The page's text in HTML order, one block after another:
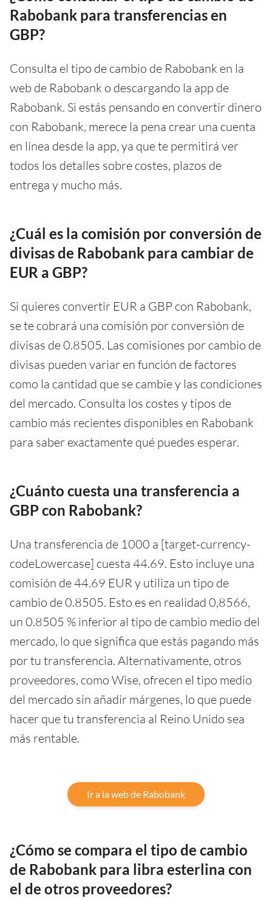
Rabobank para transferencias en
GBP?
Consulta el tipo de cambio de Rabobank en la
web de Rabobank o descargando la app de
Rabobank. Si estás pensando en convertir dinero
con Rabobank, merece la pena crear una cuenta
en línea desde la app, ya que te permitirá ver
todos los detalles sobre costes, plazos de
entrega y mucho más.
¿Cuál es la comisión por conversión de
divisas de Rabobank para cambiar de
EUR a GBP?
Si quieres convertir EUR a GBP con Rabobank,
se te cobrará una comisión por conversión de
divisas de 0.8505. Las comisiones por cambio de
divisas pueden variar en función de factores
como la cantidad que se cambie y las condiciones
del mercado. Consulta los costes y tipos de
cambio más recientes disponibles en Rabobank
para saber exactamente qué puedes esperar.
¿Cuánto cuesta una transferencia a
GBP con Rabobank?
Una transferencia de 1000 a [target-currency-
codeLowercase] cuesta 44.69. Esto incluye una
comisión de 44.69 EUR y utiliza un tipo de
cambio de 0.8505. Esto es en realidad 0,8566,
un 0.8505 % inferior al tipo de cambio medio del
mercado, lo que significa que estás pagando más
por tu transferencia. Alternativamente, otros
proveedores, como Wise, ofrecen el tipo medio
del mercado sin añadir márgenes, lo que puede
hacer que tu transferencia al Reino Unido sea
más rentable.
Ir a la web de Rabobank
¿Cómo se compara el tipo de cambio
de Rabobank para libra esterlina con
el de otros proveedores?